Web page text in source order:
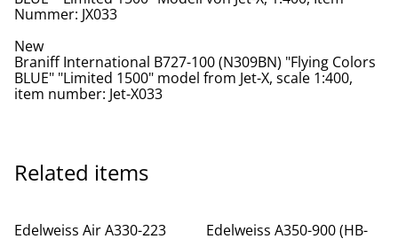
Nummer: JX033
New
Braniff International B727-100 (N309BN) "Flying Colors
BLUE" "Limited 1500" model from Jet-X, scale 1:400,
item number: Jet-X033
Related items
Edelweiss Air A330-223
Edelweiss A350-900 (HB-